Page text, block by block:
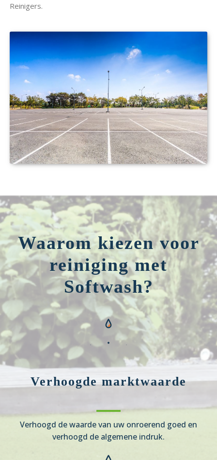
Reinigers.
Waarom kiezen voor
reiniging met
Softwash?
Verhoogde marktwaarde
Verhoogd de waarde van uw onroerend goed en
verhoogd de algemene indruk.